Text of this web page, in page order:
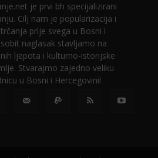
je prvi bh specijalizirani
Cilj nam je popularizacija i
prije svega u Bosni i
naglasak stavljamo na
ljepota i kulturno-istorijske
Stvarajmo zajedno veliku
u Bosni i Hercegovini!